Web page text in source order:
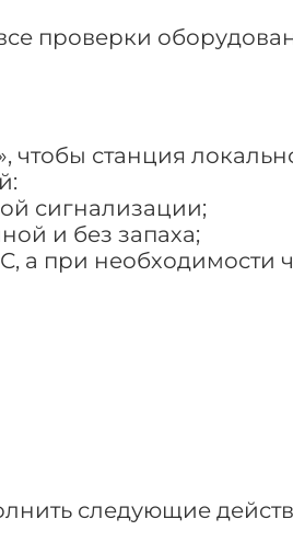
проверки
чтобы станция
сигнализации;
и без запаха;
а при необходимости
следующие